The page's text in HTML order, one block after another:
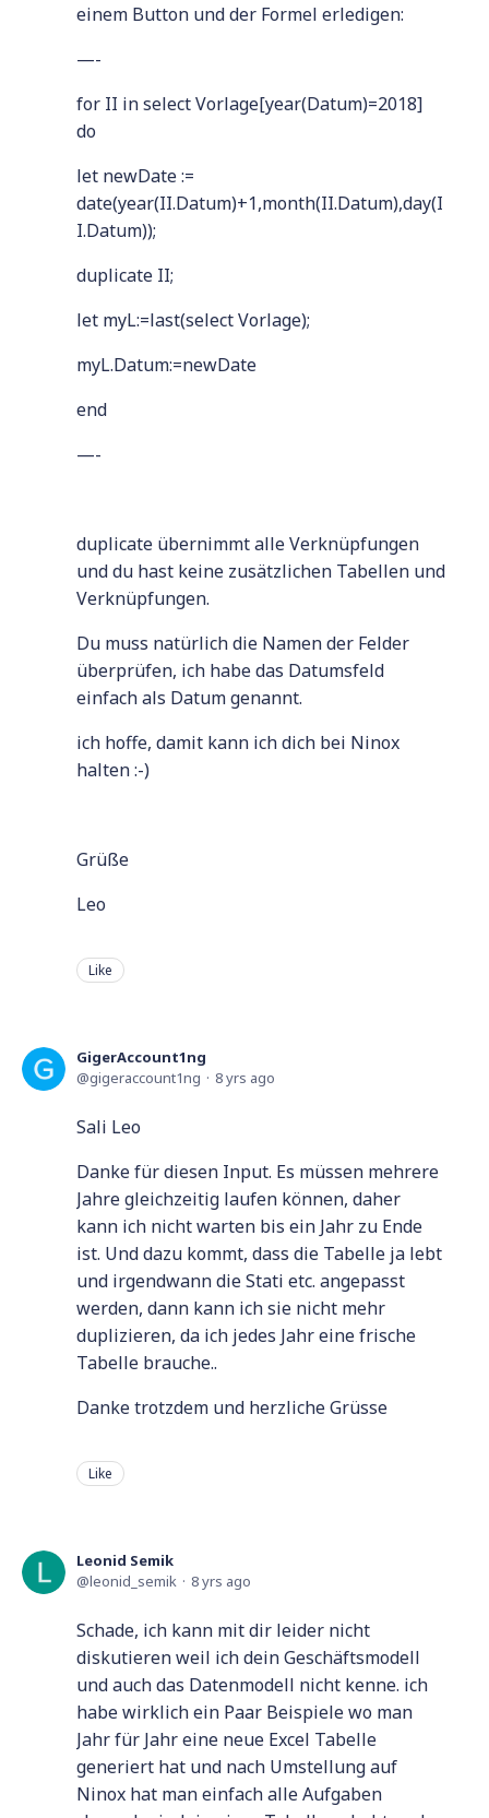
einem Button und der Formel erledigen:
—-
for II in select Vorlage[year(Datum)=2018]
do
let newDate :=
date(year(II.Datum)+1,month(II.Datum),day(I
I.Datum));
duplicate II;
let myL:=last(select Vorlage);
myL.Datum:=newDate
end
—-
duplicate übernimmt alle Verknüpfungen
und du hast keine zusätzlichen Tabellen und
Verknüpfungen.
Du muss natürlich die Namen der Felder
überprüfen, ich habe das Datumsfeld
einfach als Datum genannt.
ich hoffe, damit kann ich dich bei Ninox
halten :-)
Grüße
Leo
Like
GigerAccount1ng
gigeraccount1ng
8 yrs ago
Sali Leo
Danke für diesen Input. Es müssen mehrere
Jahre gleichzeitig laufen können, daher
kann ich nicht warten bis ein Jahr zu Ende
ist. Und dazu kommt, dass die Tabelle ja lebt
und irgendwann die Stati etc. angepasst
werden, dann kann ich sie nicht mehr
duplizieren, da ich jedes Jahr eine frische
Tabelle brauche..
Danke trotzdem und herzliche Grüsse
Like
Leonid Semik
leonid_semik
8 yrs ago
Schade, ich kann mit dir leider nicht
diskutieren weil ich dein Geschäftsmodell
und auch das Datenmodell nicht kenne. ich
habe wirklich ein Paar Beispiele wo man
Jahr für Jahr eine neue Excel Tabelle
generiert hat und nach Umstellung auf
Ninox hat man einfach alle Aufgaben